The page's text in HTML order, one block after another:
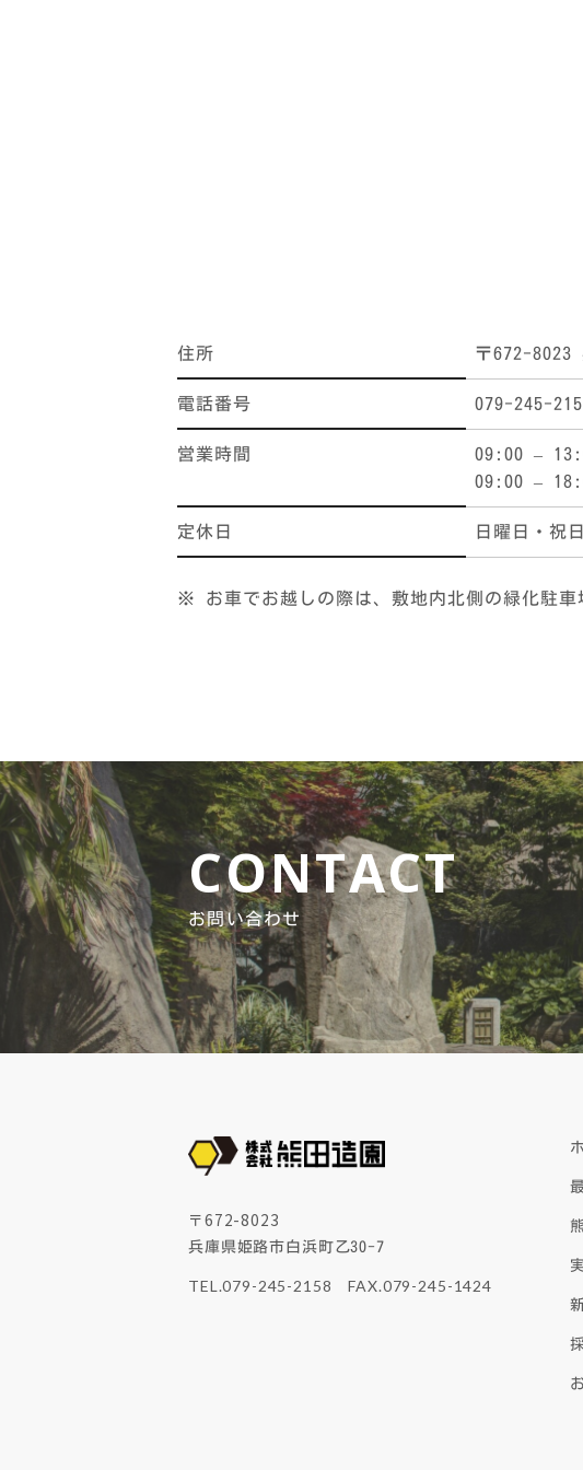
住所 〒672-8023
電話番号 079-245-
営業時間
09:00 –
09:00 –
定休日 日曜日・祝日
※ お車でお越しの際は、敷地内北側の緑化駐車
CONTACT
お問い合わせ
〒672-8023
兵庫県姫路市白浜町乙30-7
TEL.079-245-2158 FAX.079-245-1424